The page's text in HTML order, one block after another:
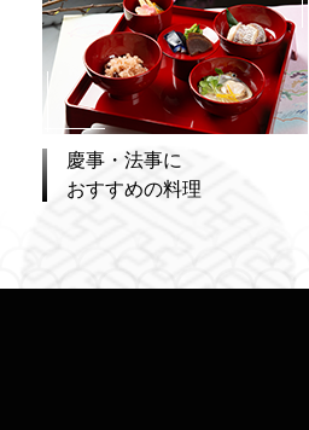
慶事・法事に
おすすめの料理